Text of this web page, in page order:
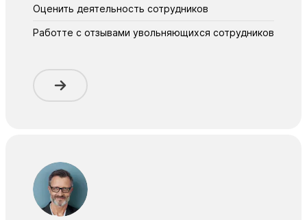
Оценить деятельность сотрудников
Работте с отзывами увольняющихся сотрудников